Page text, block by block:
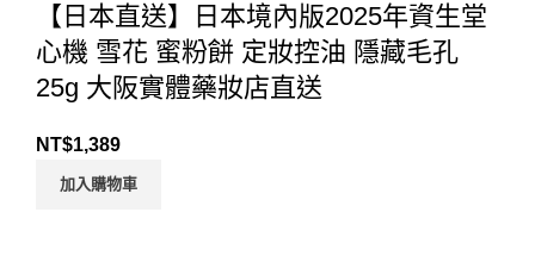
【日本直送】日本境內版2025年資生堂
心機 雪花 蜜粉餅 定妝控油 隱藏毛孔
25g 大阪實體藥妝店直送
NT$1,389
加入購物車